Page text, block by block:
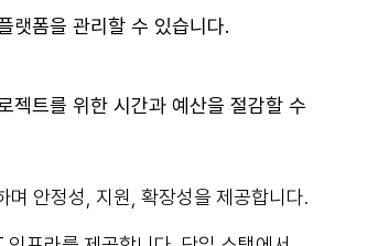
랫폼을 관리할 수 있습니다.
젝트를 위한 시간과 예산을 절감할 수
안정성, 지원, 확장성을 제공합니다.